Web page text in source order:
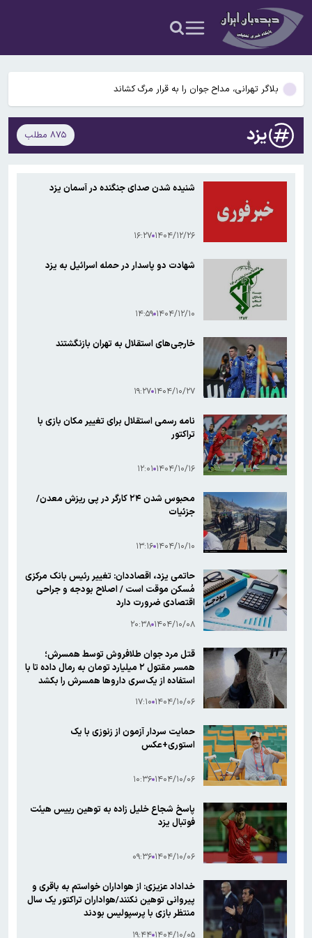
محسن رضایی نماینده رهبر انقلاب در شورای عالی امنیت ملی شد/
ذوالقدر از شورایعالی کنار گذاشته شد؟
«محسن رضایی» نماینده رهبر معظم انقلاب در شورای عالی امنیت ملی
شد
بلاگر تهرانی، مداح جوان را به قرار مرگ کشاند
رگبارو رعد و برق در ۱۵ استان/ هشدار وزش باد برای ۱۳ استان‌
توضیح وزیر کشور درباره زمان برگزاری انتخابات شوراها
محسن رضایی نماینده رهبر انقلاب در شورای عالی امنیت ملی شد/
ذوالقدر از شورایعالی کنار گذاشته شد؟
«محسن رضایی» نماینده رهبر معظم انقلاب در شورای عالی امنیت ملی
یزد ۸۷۵ مطلب
شنیده شدن صدای جنگنده در آسمان یزد
۱۴۰۴/۱۲/۲۶ ۱۶:۲۷
شهادت دو پاسدار در حمله اسرائیل به یزد
۱۴۰۴/۱۲/۱۰ ۱۴:۵۹
خارجی‌های استقلال به تهران بازنگشتند
۱۴۰۴/۱۰/۲۷ ۱۹:۲۷
نامه رسمی استقلال برای تغییر مکان بازی با
تراکتور
۱۴۰۴/۱۰/۱۶ ۱۲:۰۱
محبوس شدن ۲۴ کارگر در پی ریزش معدن/
جزئیات
۱۴۰۴/۱۰/۱۰ ۱۳:۱۶
حاتمی یزد، اقصاددان: تغییر رئیس بانک مرکزی
مُسکن موقت است / اصلاح بودجه و جراحی
اقتصادی ضرورت دارد
۱۴۰۴/۱۰/۰۸ ۲۰:۳۸
قتل مرد جوان طلا‌فروش توسط همسرش؛
همسر مقتول ۲ میلیارد تومان به رمال داده تا با
استفاده از یک‌سری داروها همسرش را بکشد
۱۴۰۴/۱۰/۰۶ ۱۷:۱۰
حمایت سردار آزمون از زنوزی با یک
استوری+عکس
۱۴۰۴/۱۰/۰۶ ۱۰:۳۶
پاسخ شجاع خلیل زاده به توهین رییس هیئت
فوتبال یزد
۱۴۰۴/۱۰/۰۶ ۰۹:۳۶
خداداد عزیزی: از هواداران خواستم به باقری و
پیروانی توهین نکنند/هواداران تراکتور یک سال
منتظر بازی با پرسپولیس بودند
۱۴۰۴/۱۰/۰۵ ۱۹:۴۴